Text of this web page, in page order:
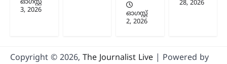
ഓഗസ്റ്റ്‌
3, 2026
ഓഗസ്റ്റ്‌
2, 2026
28, 2026
Copyright © 2026, The Journalist Live | Powered by